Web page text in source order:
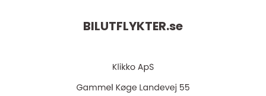
BILUTFLYKTER.se